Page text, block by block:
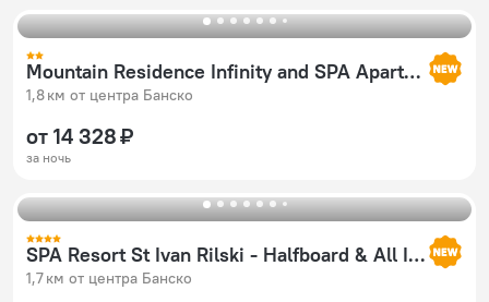
Mountain Residence Infinity and SPA Apartments
1,8 км от центра Банско
от 14 328 ₽
за ночь
SPA Resort St Ivan Rilski - Halfboard & All Inclusive
1,7 км от центра Банско